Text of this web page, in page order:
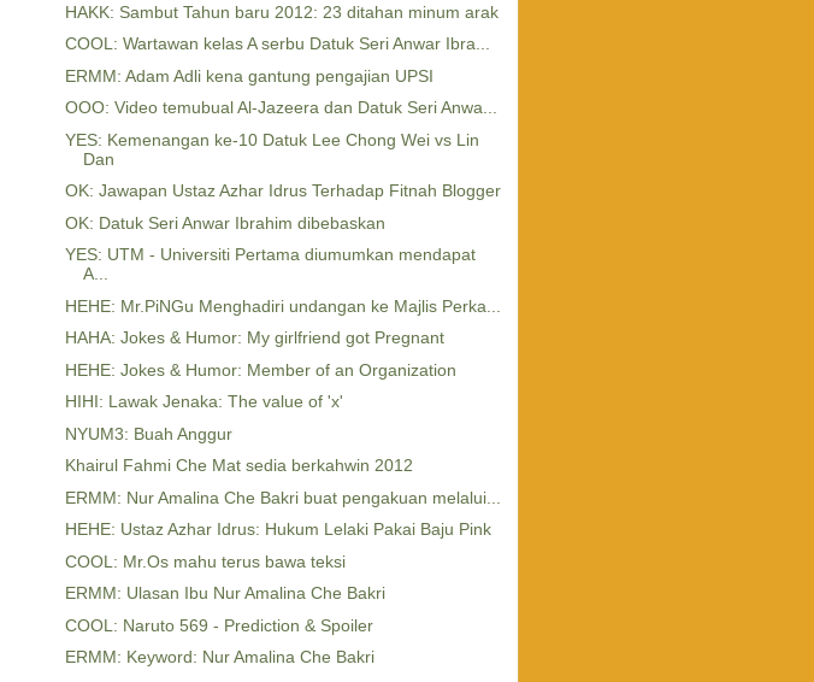
HAKK: Sambut Tahun baru 2012: 23 ditahan minum arak
COOL: Wartawan kelas A serbu Datuk Seri Anwar Ibra...
ERMM: Adam Adli kena gantung pengajian UPSI
OOO: Video temubual Al-Jazeera dan Datuk Seri Anwa...
YES: Kemenangan ke-10 Datuk Lee Chong Wei vs Lin
Dan
OK: Jawapan Ustaz Azhar Idrus Terhadap Fitnah Blogger
OK: Datuk Seri Anwar Ibrahim dibebaskan
YES: UTM - Universiti Pertama diumumkan mendapat
A...
HEHE: Mr.PiNGu Menghadiri undangan ke Majlis Perka...
HAHA: Jokes & Humor: My girlfriend got Pregnant
HEHE: Jokes & Humor: Member of an Organization
HIHI: Lawak Jenaka: The value of 'x'
NYUM3: Buah Anggur
Khairul Fahmi Che Mat sedia berkahwin 2012
ERMM: Nur Amalina Che Bakri buat pengakuan melalui...
HEHE: Ustaz Azhar Idrus: Hukum Lelaki Pakai Baju Pink
COOL: Mr.Os mahu terus bawa teksi
ERMM: Ulasan Ibu Nur Amalina Che Bakri
COOL: Naruto 569 - Prediction & Spoiler
ERMM: Keyword: Nur Amalina Che Bakri